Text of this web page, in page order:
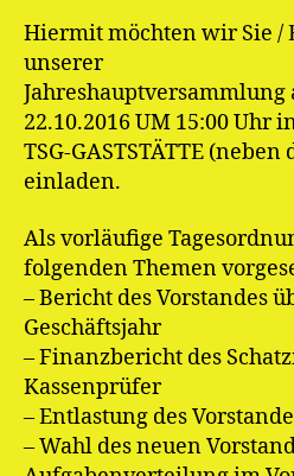
Hiermit möchten wir Sie /
unserer
Jahreshauptversammlung
22.10.2016 UM 15:00 Uhr
TSG-GASTSTÄTTE
einladen.
Als vorläufige
folgenden Themen
– Bericht des Vorstandes
Geschäftsjahr
– Finanzbericht des
Kassenprüfer
– Entlastung des
– Wahl des neuen